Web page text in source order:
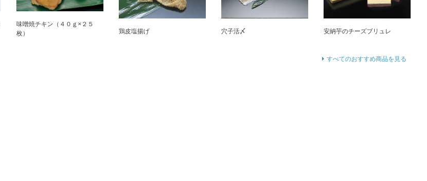
味噌焼チキン（４０ｇ×２５
枚）
鶏皮塩揚げ 穴子活〆 安納芋のチーズブリュレ
すべてのおすすめ商品を見る